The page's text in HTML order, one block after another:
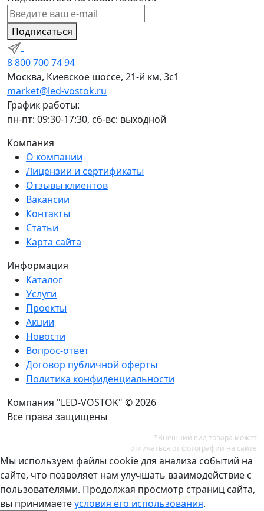
Подписаться
8 800 700 74 94
Москва, Киевское шоссе, 21-й км, 3с1
market@led-vostok.ru
График работы:
пн-пт: 09:30-17:30, сб-вс: выходной
Компания
О компании
Лицензии и сертификаты
Отзывы клиентов
Вакансии
Контакты
Статьи
Карта сайта
Информация
Каталог
Услуги
Проекты
Акции
Новости
Вопрос-ответ
Договор публичной оферты
Политика конфиденциальности
Компания "LED-VOSTOK" © 2026
Все права защищены
*Внешний вид товара может
отличаться от фотографий на сайте
Мы используем файлы cookie для анализа событий на
сайте, что позволяет нам улучшать взаимодействие с
пользователями. Продолжая просмотр страниц сайта,
вы принимаетеусловия его использования.